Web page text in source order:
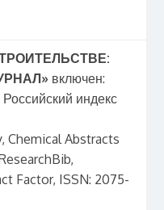
включен:
индекс
Chemical Abstracts
Factor, ISSN: 2075-